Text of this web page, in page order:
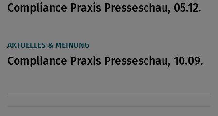
Compliance Praxis Presseschau, 05.12.
AKTUELLES & MEINUNG
Compliance Praxis Presseschau, 10.09.